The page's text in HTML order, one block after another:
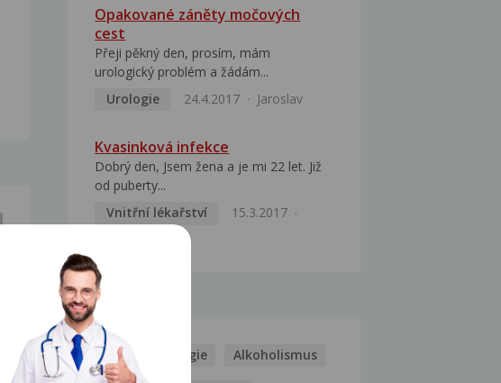
Opakované záněty močových
cest
Přeji pěkný den, prosím, mám
urologický problém a žádám...
Urologie
24.4.2017 Jaroslav
Kvasinková infekce
Dobrý den, Jsem žena a je mi 22 let. Již
od puberty...
Vnitřní lékařství
15.3.2017
NEMOCI
Kašel Alergie Alkoholismus